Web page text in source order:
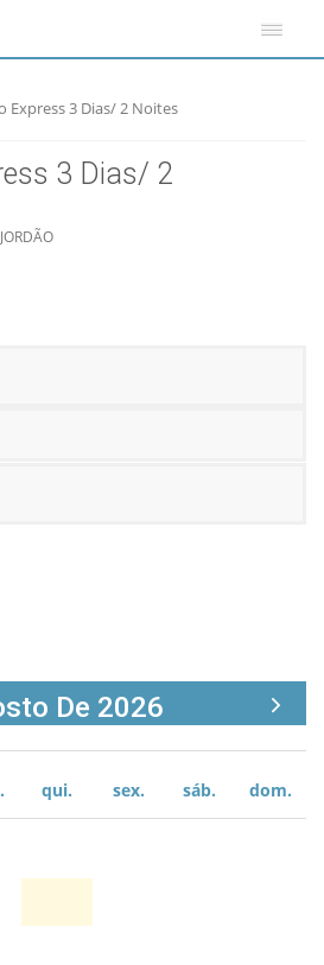
Express 3 Dias/ 2 Noites
3 Dias/ 2
De 2026
qui. sex. sáb. dom.